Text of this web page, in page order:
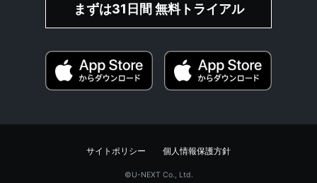
まずは31日間 無料トライアル
サイトポリシー 個人情報保護方針
©︎U-NEXT Co., Ltd.